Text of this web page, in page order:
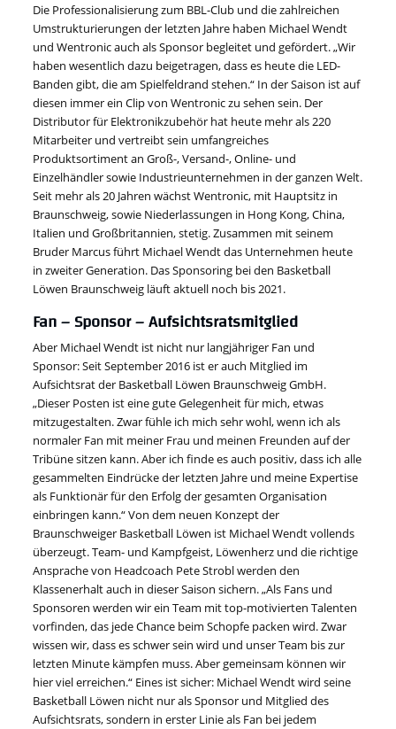
Die Professionalisierung zum BBL-Club und die zahlreichen
Umstrukturierungen der letzten Jahre haben Michael Wendt
und Wentronic auch als Sponsor begleitet und gefördert. „Wir
haben wesentlich dazu beigetragen, dass es heute die LED-
Banden gibt, die am Spielfeldrand stehen.“ In der Saison ist auf
diesen immer ein Clip von Wentronic zu sehen sein. Der
Distributor für Elektronikzubehör hat heute mehr als 220
Mitarbeiter und vertreibt sein umfangreiches
Produktsortiment an Groß-, Versand-, Online- und
Einzelhändler sowie Industrieunternehmen in der ganzen Welt.
Seit mehr als 20 Jahren wächst Wentronic, mit Hauptsitz in
Braunschweig, sowie Niederlassungen in Hong Kong, China,
Italien und Großbritannien, stetig. Zusammen mit seinem
Bruder Marcus führt Michael Wendt das Unternehmen heute
in zweiter Generation. Das Sponsoring bei den Basketball
Löwen Braunschweig läuft aktuell noch bis 2021.
Fan – Sponsor – Aufsichtsratsmitglied
Aber Michael Wendt ist nicht nur langjähriger Fan und
Sponsor: Seit September 2016 ist er auch Mitglied im
Aufsichtsrat der Basketball Löwen Braunschweig GmbH.
„Dieser Posten ist eine gute Gelegenheit für mich, etwas
mitzugestalten. Zwar fühle ich mich sehr wohl, wenn ich als
normaler Fan mit meiner Frau und meinen Freunden auf der
Tribüne sitzen kann. Aber ich finde es auch positiv, dass ich alle
gesammelten Eindrücke der letzten Jahre und meine Expertise
als Funktionär für den Erfolg der gesamten Organisation
einbringen kann.“ Von dem neuen Konzept der
Braunschweiger Basketball Löwen ist Michael Wendt vollends
überzeugt. Team- und Kampfgeist, Löwenherz und die richtige
Ansprache von Headcoach Pete Strobl werden den
Klassenerhalt auch in dieser Saison sichern. „Als Fans und
Sponsoren werden wir ein Team mit top-motivierten Talenten
vorfinden, das jede Chance beim Schopfe packen wird. Zwar
wissen wir, dass es schwer sein wird und unser Team bis zur
letzten Minute kämpfen muss. Aber gemeinsam können wir
hier viel erreichen.“ Eines ist sicher: Michael Wendt wird seine
Basketball Löwen nicht nur als Sponsor und Mitglied des
Aufsichtsrats, sondern in erster Linie als Fan bei jedem